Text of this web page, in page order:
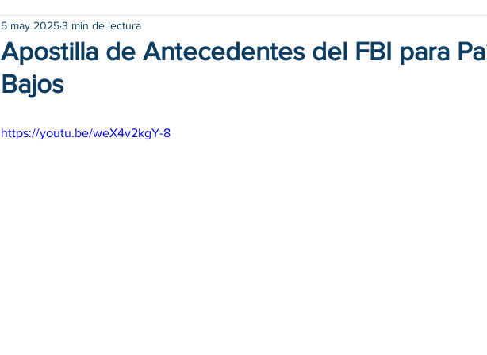
Apostilla de Antecedentes del FBI para
Bajos
5 may 20253 min de lectura
https://youtu.be/weX4v2kgY-8